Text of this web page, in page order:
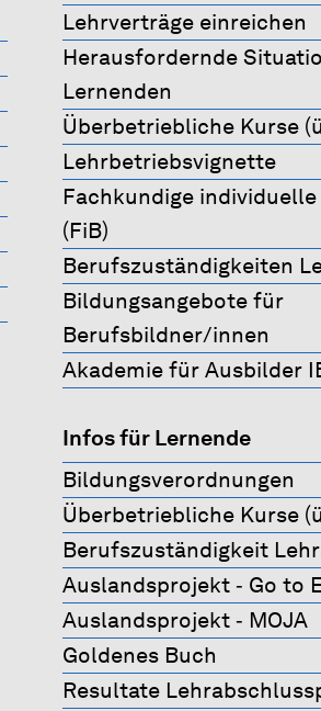
Lehrverträge einreichen
Herausfordernde
Lernenden
Überbetriebliche Kurse
Lehrbetriebsvignette
Fachkundige
(FiB)
Berufszuständigkeiten
Bildungsangebote für
Berufsbildner/innen
Akademie für Ausbilder
Infos für Lernende
Bildungsverordnungen
Überbetriebliche Kurse
Berufszuständigkeit
Auslandsprojekt ‐ Go to
Auslandsprojekt ‐ MOJA
Goldenes Buch
Resultate